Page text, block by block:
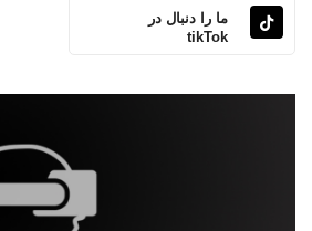
ما را دنبال در
tikTok